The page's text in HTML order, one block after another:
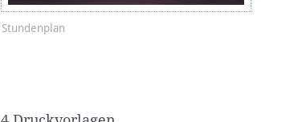
Stundenplan